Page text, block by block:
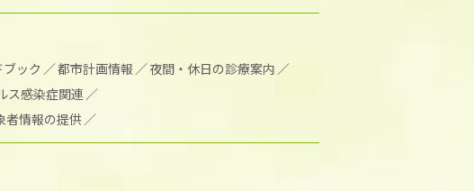
ック 都市計画情報
夜間・休日の診療案内
ス感染症関連
者情報の提供